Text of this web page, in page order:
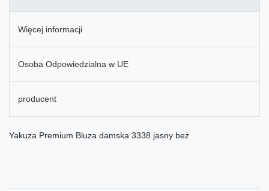
Więcej informacji
Osoba Odpowiedzialna w UE
producent
Yakuza Premium Bluza damska 3338 jasny beż